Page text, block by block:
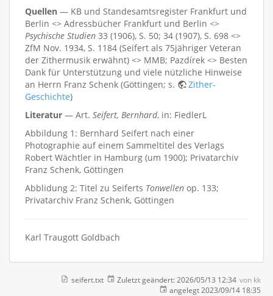
Quellen — KB und Standesamtsregister Frankfurt und
Berlin <> Adressbücher Frankfurt und Berlin <>
Psychische Studien 33 (1906), S. 50; 34 (1907), S. 698 <>
ZfM Nov. 1934, S. 1184 (Seifert als 75jähriger Veteran
der Zithermusik erwähnt) <> MMB; Pazdírek <> Besten
Dank für Unterstützung und viele nützliche Hinweise
an Herrn Franz Schenk (Göttingen; s.
Zither-
Geschichte)
Literatur — Art. Seifert, Bernhard, in: FiedlerL
Abbildung 1: Bernhard Seifert nach einer
Photographie auf einem Sammeltitel des Verlags
Robert Wächtler in Hamburg (um 1900); Privatarchiv
Franz Schenk, Göttingen
Abblidung 2: Titel zu Seiferts Tonwellen op. 133;
Privatarchiv Franz Schenk, Göttingen
Karl Traugott Goldbach
seifert.txt Zuletzt geändert: 2026/05/13 12:34 von kk
angelegt 2023/09/14 18:35